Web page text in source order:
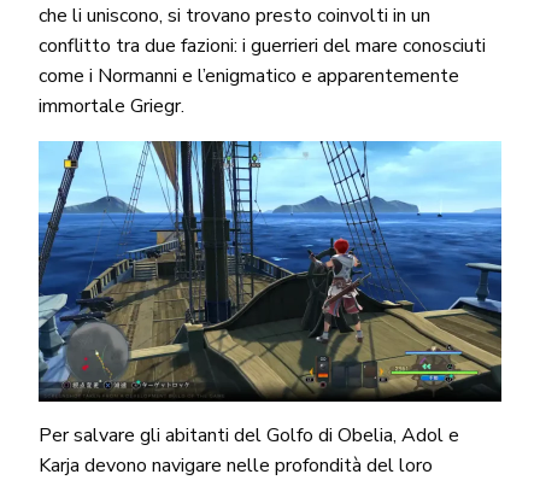
che li uniscono, si trovano presto coinvolti in un
conflitto tra due fazioni: i guerrieri del mare conosciuti
come i Normanni e l’enigmatico e apparentemente
immortale Griegr.
Per salvare gli abitanti del Golfo di Obelia, Adol e
Karja devono navigare nelle profondità del loro